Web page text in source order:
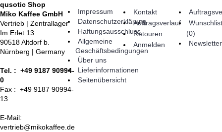
qusotic Shop
Miko Kaffee GmbH
Vertrieb | Zentrallager
Im Erlet 13
90518 Altdorf b.
Nürnberg | Germany
Tel. : +49 9187 90994-
0
Fax : +49 9187 90994-
13
E-Mail:
vertrieb@mikokaffee.de
Impressum
Datenschutzerklärung
Haftungsausschluss
Allgemeine
Geschäftsbedingungen
Über uns
Lieferinformationen
Seitenübersicht
Kontakt
Auftragsverlauf
Retouren
Anmelden
(0)
Newsletter